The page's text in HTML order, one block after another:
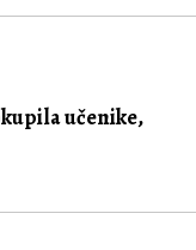
učenike,